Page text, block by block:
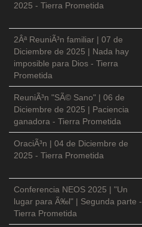
2025 - Tierra Prometida
2Âª ReuniÃ³n familiar | 07 de
Diciembre de 2025 | Nada hay
imposible para Dios - Tierra
Prometida
ReuniÃ³n "SÃ© Sano" | 06 de
Diciembre de 2025 | Paciencia
ganadora - Tierra Prometida
OraciÃ³n | 04 de Diciembre de
2025 - Tierra Prometida
Conferencia NEOS 2025 | "Un
lugar para Ã‰l" | Segunda parte -
Tierra Prometida